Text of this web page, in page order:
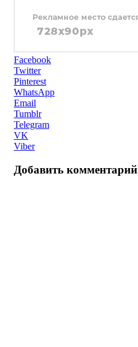
Facebook
Twitter
Pinterest
WhatsApp
Email
Tumblr
Telegram
VK
Viber
Добавить комментарий